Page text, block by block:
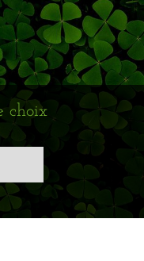
choix